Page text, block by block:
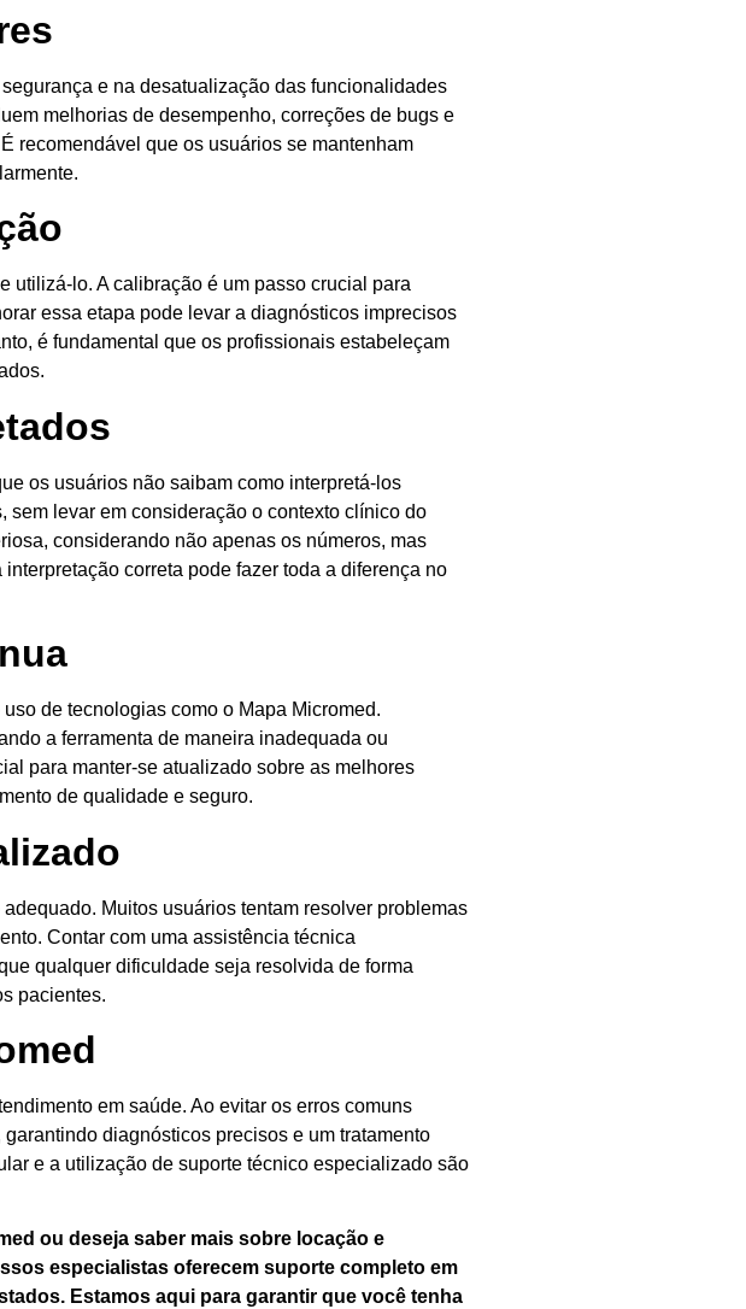
e na desatualização das funcionalidades
melhorias de desempenho, correções de bugs e
recomendável que os usuários se mantenham
utilizá-lo. A calibração é um passo crucial para
essa etapa pode levar a diagnósticos imprecisos
é fundamental que os profissionais estabeleçam
os usuários não saibam como interpretá-los
sem levar em consideração o contexto clínico do
considerando não apenas os números, mas
correta pode fazer toda a diferença no
de tecnologias como o Mapa Micromed.
a ferramenta de maneira inadequada ou
para manter-se atualizado sobre as melhores
de qualidade e seguro.
Muitos usuários tentam resolver problemas
Contar com uma assistência técnica
qualquer dificuldade seja resolvida de forma
pacientes.
em saúde. Ao evitar os erros comuns
diagnósticos precisos e um tratamento
e a utilização de suporte técnico especializado são
ou deseja saber mais sobre locação e
especialistas oferecem suporte completo em
Estamos aqui para garantir que você tenha